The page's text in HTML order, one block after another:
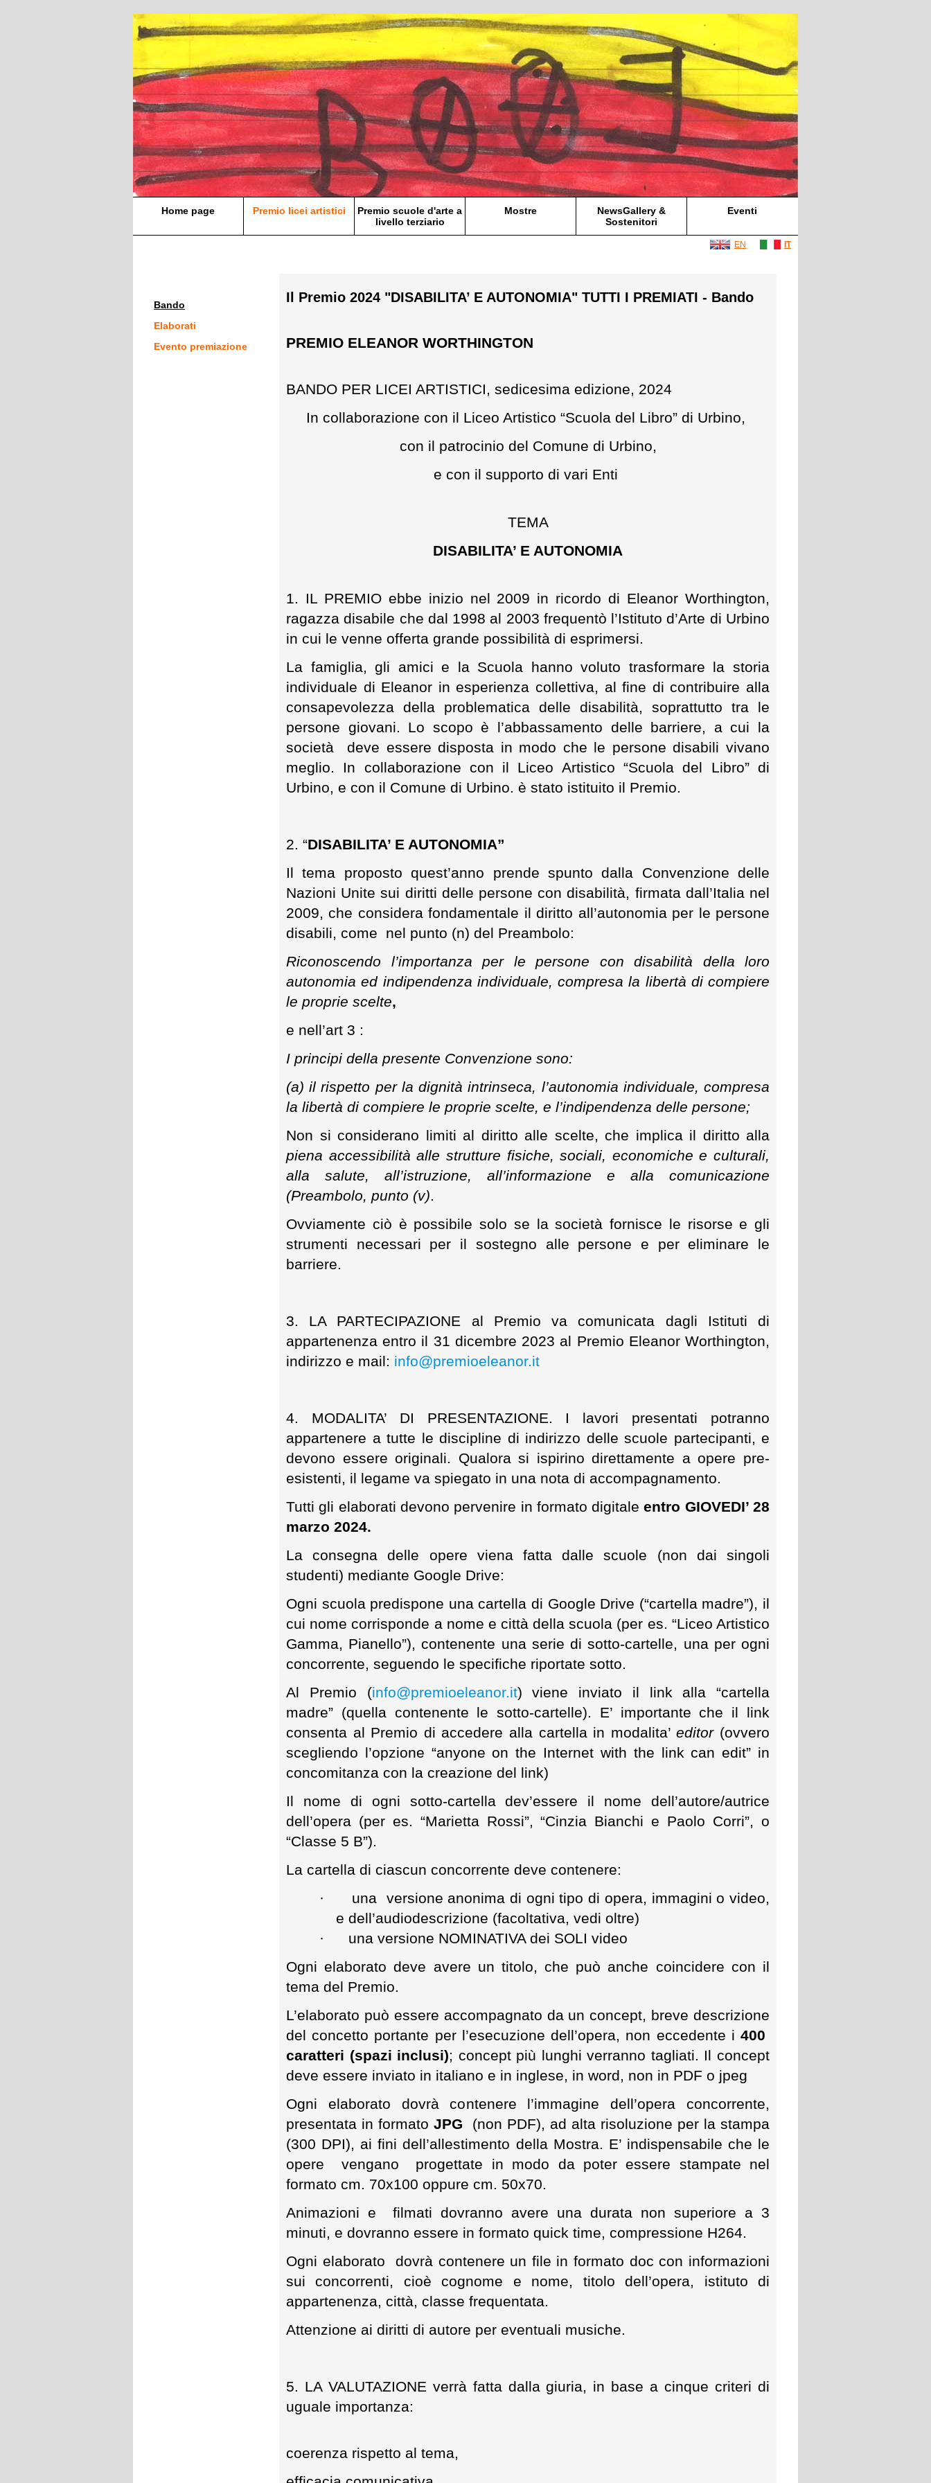
Home page Premio licei artistici
Premio scuole d'arte a
livello terziario
Mostre
NewsGallery &
Sostenitori
Eventi
IT
EN
Bando
Elaborati
Evento premiazione
Il Premio 2024 "DISABILITA’ E AUTONOMIA" TUTTI I PREMIATI - Bando
PREMIO ELEANOR WORTHINGTON
BANDO PER LICEI ARTISTICI, sedicesima edizione, 2024
In collaborazione con il Liceo Artistico “Scuola del Libro” di Urbino,
con il patrocinio del Comune di Urbino,
e con il supporto di vari Enti
TEMA
DISABILITA’ E AUTONOMIA
1. IL PREMIO ebbe inizio nel 2009 in ricordo di Eleanor Worthington,
ragazza disabile che dal 1998 al 2003 frequentò l’Istituto d’Arte di Urbino
in cui le venne offerta grande possibilità di esprimersi.
La famiglia, gli amici e la Scuola hanno voluto trasformare la storia
individuale di Eleanor in esperienza collettiva, al fine di contribuire alla
consapevolezza della problematica delle disabilità, soprattutto tra le
persone giovani. Lo scopo è l’abbassamento delle barriere, a cui la
società deve essere disposta in modo che le persone disabili vivano
meglio. In collaborazione con il Liceo Artistico “Scuola del Libro” di
Urbino, e con il Comune di Urbino. è stato istituito il Premio.
2. “DISABILITA’ E AUTONOMIA”
Il tema proposto quest’anno prende spunto dalla Convenzione delle
Nazioni Unite sui diritti delle persone con disabilità, firmata dall’Italia nel
2009, che considera fondamentale il diritto all’autonomia per le persone
disabili, come nel punto (n) del Preambolo:
Riconoscendo l’importanza per le persone con disabilità della loro
autonomia ed indipendenza individuale, compresa la libertà di compiere
le proprie scelte,
e nell’art 3 :
I principi della presente Convenzione sono:
(a) il rispetto per la dignità intrinseca, l’autonomia individuale, compresa
la libertà di compiere le proprie scelte, e l’indipendenza delle persone;
Non si considerano limiti al diritto alle scelte, che implica il diritto alla
piena accessibilità alle strutture fisiche, sociali, economiche e culturali,
alla salute, all’istruzione, all’informazione e alla comunicazione
(Preambolo, punto (v).
Ovviamente ciò è possibile solo se la società fornisce le risorse e gli
strumenti necessari per il sostegno alle persone e per eliminare le
barriere.
3. LA PARTECIPAZIONE al Premio va comunicata dagli Istituti di
appartenenza entro il 31 dicembre 2023 al Premio Eleanor Worthington,
indirizzo e mail: info@premioeleanor.it
4. MODALITA’ DI PRESENTAZIONE. I lavori presentati potranno
appartenere a tutte le discipline di indirizzo delle scuole partecipanti, e
devono essere originali. Qualora si ispirino direttamente a opere pre-
esistenti, il legame va spiegato in una nota di accompagnamento.
Tutti gli elaborati devono pervenire in formato digitaleentro GIOVEDI’ 28
marzo 2024.
La consegna delle opere viena fatta dalle scuole (non dai singoli
studenti) mediante Google Drive:
Ogni scuola predispone una cartella di Google Drive (“cartella madre”), il
cui nome corrisponde a nome e città della scuola (per es. “Liceo Artistico
Gamma, Pianello”), contenente una serie di sotto-cartelle, una per ogni
concorrente, seguendo le specifiche riportate sotto.
Al Premio (info@premioeleanor.it) viene inviato il link alla “cartella
madre” (quella contenente le sotto-cartelle). E’ importante che il link
consenta al Premio di accedere alla cartella in modalita’editor(ovvero
scegliendo l’opzione “anyone on the Internet with the link can edit” in
concomitanza con la creazione del link)
Il nome di ogni sotto-cartella dev’essere il nome dell’autore/autrice
dell’opera (per es. “Marietta Rossi”, “Cinzia Bianchi e Paolo Corri”, o
“Classe 5 B”).
La cartella di ciascun concorrente deve contenere:
·
una versione anonima di ogni tipo di opera, immagini o video,
e dell’audiodescrizione (facoltativa, vedi oltre)
·
una versione NOMINATIVA dei SOLI video
Ogni elaborato deve avere un titolo, che può anche coincidere con il
tema del Premio.
L’elaborato può essere accompagnato da un concept, breve descrizione
del concetto portante per l’esecuzione dell’opera, non eccedente i 400
caratteri (spazi inclusi); concept più lunghi verranno tagliati. Il concept
deve essere inviato in italiano e in inglese, in word, non in PDF o jpeg
Ogni elaborato dovrà contenere l’immagine dell’opera concorrente,
presentata in formato JPG
(non PDF), ad alta risoluzione per la stampa
(300 DPI), ai fini dell’allestimento della Mostra. E’ indispensabile che le
opere vengano progettate in modo da poter essere stampate nel
formato cm. 70x100 oppure cm. 50x70.
Animazioni e filmati dovranno avere una durata non superiore a 3
minuti, e dovranno essere in formato quick time, compressione H264.
Ogni elaborato dovrà contenere un file in formato doc con informazioni
sui concorrenti, cioè cognome e nome, titolo dell’opera, istituto di
appartenenza, città, classe frequentata.
Attenzione ai diritti di autore per eventuali musiche.
5. LA VALUTAZIONE verrà fatta dalla giuria, in base a cinque criteri di
uguale importanza:
coerenza rispetto al tema,